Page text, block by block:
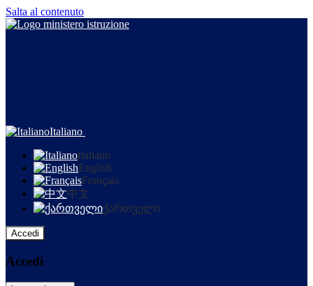
Salta al contenuto
Italiano
Italiano
English
Français
中文
ქართველი
Accedi
Accedi